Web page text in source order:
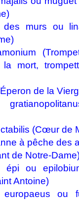
des murs ou
la mort,
de la
(Cœur de
à pêche des
de Notre-
épi ou
Antoine)
ou